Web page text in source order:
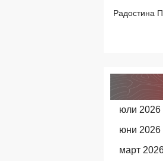
Радостина
юли 2026
юни 2026
март